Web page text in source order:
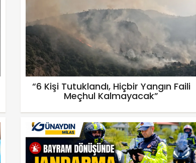
“6 Kişi Tutuklandı, Hiçbir Yangın Faili
Meçhul Kalmayacak”